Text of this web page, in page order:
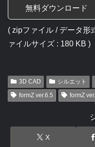
無料ダウンロード
( zipファイル / データ形
ァイルサイズ : 180 KB )
3D CAD シルエット
formZ ver.6.5
formZ
X